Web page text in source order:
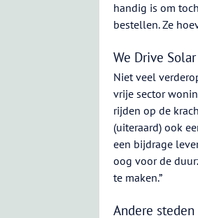
handig is om
bestellen. Ze
We Drive
Niet veel
vrije sector
rijden op de
(uiteraard) ook
een bijdrage
oog voor de
te maken.”
Andere steden